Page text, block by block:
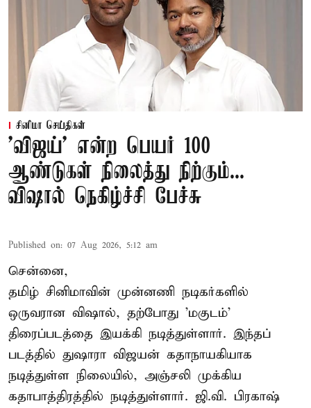
சினிமா செய்திகள்
'விஜய்' என்ற பெயர் 100
ஆண்டுகள் நிலைத்து நிற்கும்...
விஷால் நெகிழ்ச்சி பேச்சு
Published on: 07 Aug 2026, 5:12 am
சென்னை,
தமிழ் சினிமாவின் முன்னணி நடிகர்களில்
ஒருவரான விஷால், தற்போது 'மகுடம்'
திரைப்படத்தை இயக்கி நடித்துள்ளார். இந்தப்
படத்தில் துஷாரா விஜயன் கதாநாயகியாக
நடித்துள்ள நிலையில், அஞ்சலி முக்கிய
கதாபாத்திரத்தில் நடித்துள்ளார். ஜி.வி. பிரகாஷ்